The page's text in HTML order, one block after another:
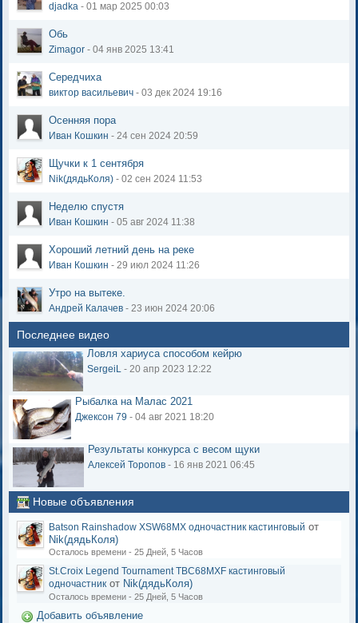
djadka - 01 мар 2025 00:03
Обь
Zimagor - 04 янв 2025 13:41
Середчиха
виктор васильевич - 03 дек 2024 19:16
Осенняя пора
Иван Кошкин - 24 сен 2024 20:59
Щучки к 1 сентября
Nik(дядьКоля) - 02 сен 2024 11:53
Неделю спустя
Иван Кошкин - 05 авг 2024 11:38
Хороший летний день на реке
Иван Кошкин - 29 июл 2024 11:26
Утро на вытеке.
Андрей Калачев - 23 июн 2024 20:06
Последнее видео
Ловля хариуса способом кейрю
SergeiL - 20 апр 2023 12:22
Рыбалка на Малас 2021
Джексон 79 - 04 авг 2021 18:20
Результаты конкурса с весом щуки
Алексей Торопов - 16 янв 2021 06:45
Новые объявления
Batson Rainshadow XSW68MX одночастник кастинговый от
Nik(дядьКоля)
Осталось времени - 25 Дней, 5 Часов
St.Croix Legend Tournament TBC68MXF кастинговый
одночастник от Nik(дядьКоля)
Осталось времени - 25 Дней, 5 Часов
Добавить объявление